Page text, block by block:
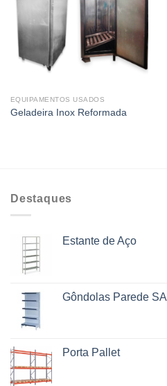
EQUIPAMENTOS USADOS
Geladeira Inox Reformada
Destaques
Estante de Aço
Gôndolas Parede SA
Porta Pallet